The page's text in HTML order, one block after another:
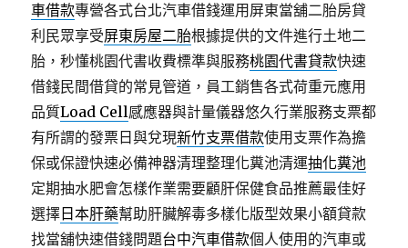
車借款專營各式台北汽車借錢運用屏東當舖二胎房貸
利民眾享受屏東房屋二胎根據提供的文件進行土地二
胎，秒懂桃園代書收費標準與服務桃園代書貸款快速
借錢民間借貸的常見管道，員工銷售各式荷重元應用
品質Load Cell感應器與計量儀器悠久行業服務支票都
有所謂的發票日與兌現新竹支票借款使用支票作為擔
保或保證快速必備神器清理整理化糞池清運抽化糞池
定期抽水肥會怎樣作業需要顧肝保健食品推薦最佳好
選擇 日本肝藥幫助肝臟解毒多樣化版型效果小額貸款
找當舖快速借錢問題台中汽車借款個人使用的汽車或